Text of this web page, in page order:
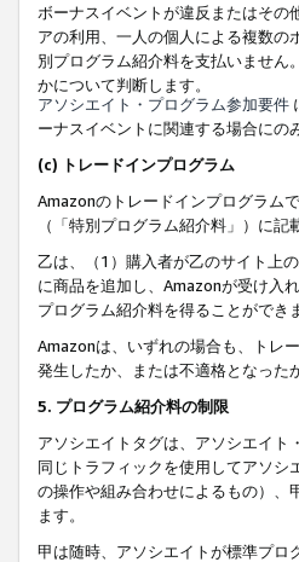
ボーナスイベントが違反またはそ
アの利用、一人の個人による複数
別プログラム紹介料を支払いませ
かについて判断します。
アソシエイト・プログラム参加要件
ーナスイベントに関連する場合にの
(c) トレードインプログラム
Amazonのトレードインプログラム
（「特別プログラム紹介料」）に
乙は、（1）購入者が乙のサイト上
に商品を追加し、Amazonが受け入
プログラム紹介料を得ることができ
Amazonは、いずれの場合も、トレ
発生したか、または不適格となった
5. プログラム紹介料の制限
アソシエイトタグは、アソシエイ
同じトラフィックを使用してアソ
の操作や組み合わせによるもの）、
ます。
甲は随時、アソシエイトが標準プロ